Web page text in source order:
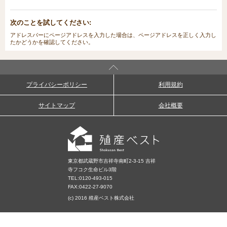
次のことを試してください:
アドレスバーにページアドレスを入力した場合は、ページアドレスを正しく入力し
たかどうかを確認してください。
プライバシーポリシー 利用規約
サイトマップ 会社概要
東京都武蔵野市吉祥寺南町2-3-15 吉祥
寺フコク生命ビル3階
TEL:0120-493-015
FAX:0422-27-9070
(c) 2016 殖産ベスト株式会社